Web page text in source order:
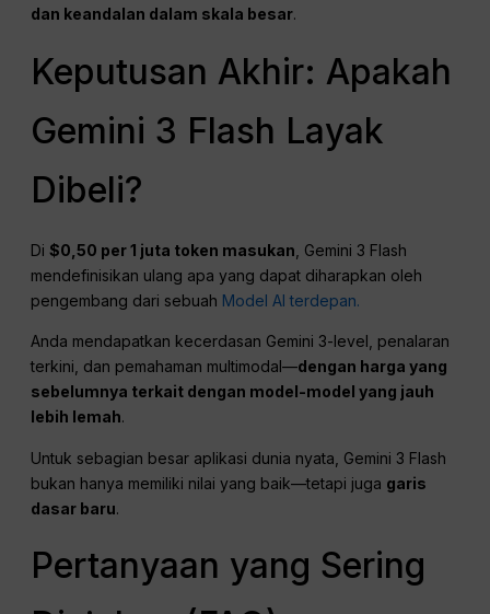
dan keandalan dalam skala besar.
Keputusan Akhir: Apakah
Gemini 3 Flash Layak
Dibeli?
Di$0,50 per 1 juta token masukan , Gemini 3 Flash
mendefinisikan ulang apa yang dapat diharapkan oleh
pengembang dari sebuah Model AI terdepan.
Anda mendapatkan kecerdasan Gemini 3-level, penalaran
terkini, dan pemahaman multimodal—dengan harga yang
sebelumnya terkait dengan model-model yang jauh
lebih lemah.
Untuk sebagian besar aplikasi dunia nyata, Gemini 3 Flash
bukan hanya memiliki nilai yang baik—tetapi juga garis
dasar baru.
Pertanyaan yang Sering